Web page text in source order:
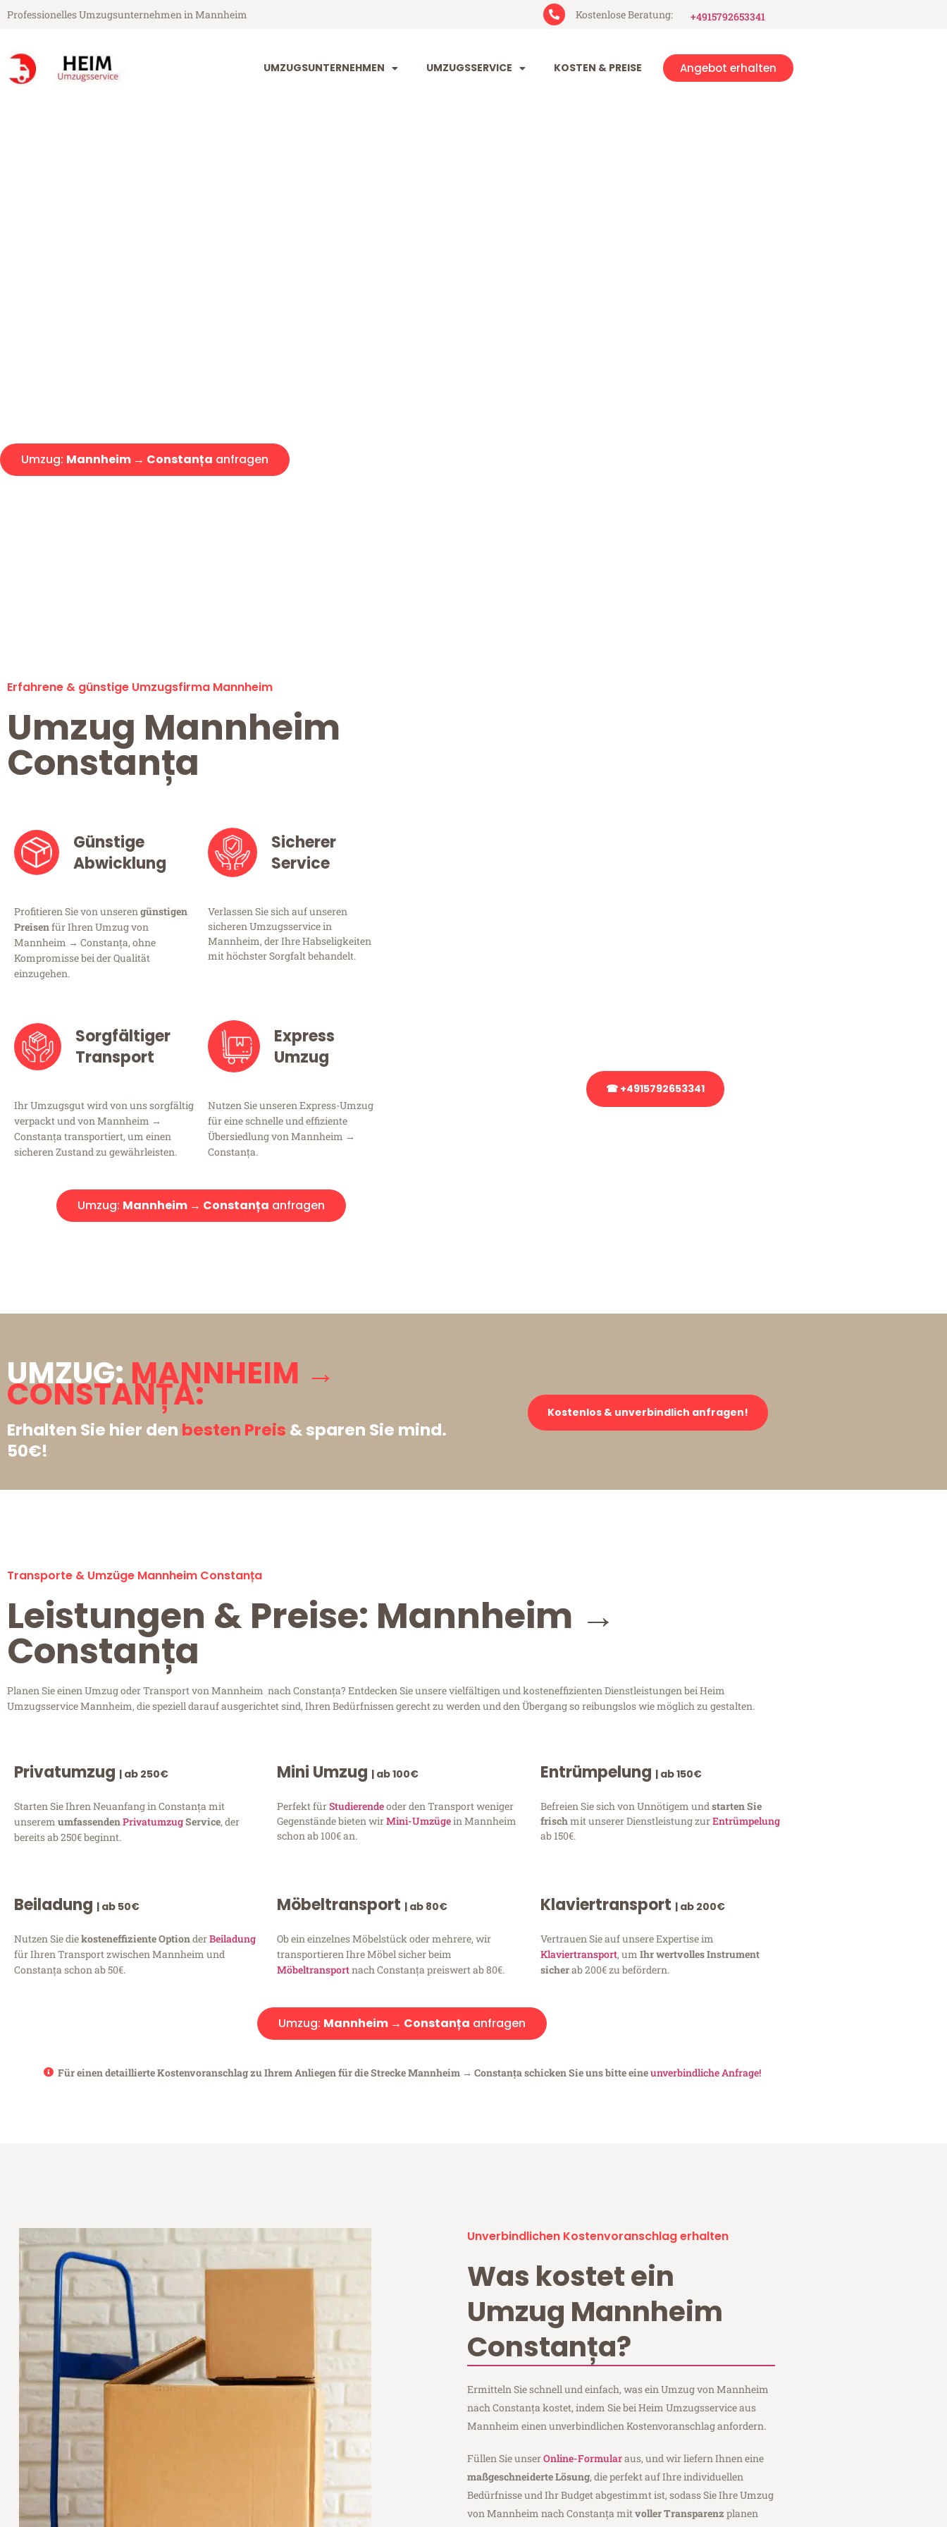
Professionelles Umzugsunternehmen in Mannheim Kostenlose Beratung: +4915792653341
UMZUGSUNTERNEHMEN UMZUGSSERVICE KOSTEN & PREISE Angebot erhalten
Umzug: Mannheim → Constanța anfragen
Erfahrene & günstige Umzugsfirma Mannheim
Umzug Mannheim
Constanța
Günstige
Abwicklung
Profitieren Sie von unserengünstigen
Preisenfür Ihren Umzug von
Mannheim → Constanța, ohne
Kompromisse bei der Qualität
einzugehen.
Sicherer
Service
Verlassen Sie sich auf unseren
sicheren Umzugsservice in
Mannheim, der Ihre Habseligkeiten
mit höchster Sorgfalt behandelt.
Sorgfältiger
Transport
Ihr Umzugsgut wird von uns sorgfältig
verpackt und von Mannheim →
Constanța transportiert, um einen
sicheren Zustand zu gewährleisten.
Express
Umzug
Nutzen Sie unseren Express-Umzug
für eine schnelle und effiziente
Übersiedlung von Mannheim →
Constanța.
Umzug: Mannheim → Constanța anfragen
☎ +4915792653341
UMZUG:MANNHEIM →
CONSTANȚA:
Erhalten Sie hier den besten Preis & sparen Sie mind.
50€!
Kostenlos & unverbindlich anfragen!
Transporte & Umzüge Mannheim Constanța
Leistungen & Preise: Mannheim →
Constanța
Planen Sie einen Umzug oder Transport von Mannheim nach Constanța? Entdecken Sie unsere vielfältigen und kosteneffizienten Dienstleistungen bei Heim
Umzugsservice Mannheim, die speziell darauf ausgerichtet sind, Ihren Bedürfnissen gerecht zu werden und den Übergang so reibungslos wie möglich zu gestalten.
Privatumzug | ab 250€
Starten Sie Ihren Neuanfang in Constanța mit
unserem umfassendenPrivatumzugService, der
bereits ab 250€ beginnt.
Mini Umzug | ab 100€
Perfekt fürStudierendeoder den Transport weniger
Gegenstände bieten wirMini-Umzügein Mannheim
schon ab 100€ an.
Entrümpelung | ab 150€
Befreien Sie sich von Unnötigem undstarten Sie
frischmit unserer Dienstleistung zurEntrümpelung
ab 150€.
Beiladung | ab 50€
Nutzen Sie diekosteneffiziente OptionderBeiladung
für Ihren Transport zwischen Mannheim und
Constanța schon ab 50€.
Möbeltransport | ab 80€
Ob ein einzelnes Möbelstück oder mehrere, wir
transportieren Ihre Möbel sicher beim
Möbeltransportnach Constanța preiswert ab 80€.
Klaviertransport | ab 200€
Vertrauen Sie auf unsere Expertise im
Klaviertransport, um Ihr wertvolles Instrument
sicherab 200€ zu befördern.
Umzug: Mannheim → Constanța anfragen
Für einen detaillierte Kostenvoranschlag zu Ihrem Anliegen für die Strecke Mannheim → Constanța schicken Sie uns bitte eineunverbindliche Anfrage!
Unverbindlichen Kostenvoranschlag erhalten
Was kostet ein
Umzug Mannheim
Constanța?
Ermitteln Sie schnell und einfach, was ein Umzug von Mannheim
nach Constanța kostet, indem Sie bei Heim Umzugsservice aus
Mannheim einen unverbindlichen Kostenvoranschlag anfordern.
Füllen Sie unserOnline-Formularaus, und wir liefern Ihnen eine
maßgeschneiderte Lösung, die perfekt auf Ihre individuellen
Bedürfnisse und Ihr Budget abgestimmt ist, sodass Sie Ihre Umzug
von Mannheim nach Constanța mitvoller Transparenz planen